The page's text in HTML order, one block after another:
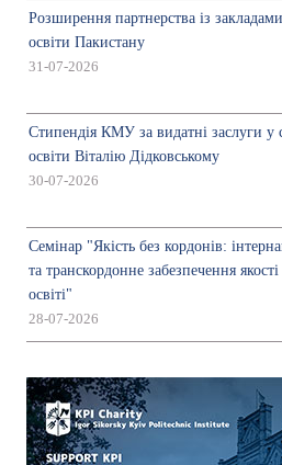
Розширення партнерства із
освіти Пакистану
31-07-2026
Стипендія КМУ за видатні заслуги у
освіти Віталію Дідковському
30-07-2026
Семінар "Якість без кордонів:
та транскордонне забезпечення
освіті"
28-07-2026